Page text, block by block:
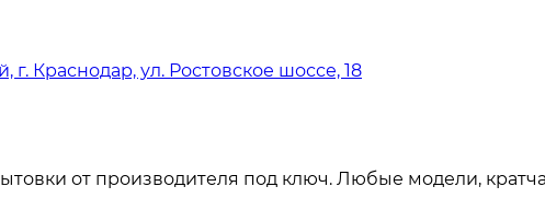
г. Краснодар, ул. Ростовское шоссе, 18
от производителя под ключ. Любые модели,